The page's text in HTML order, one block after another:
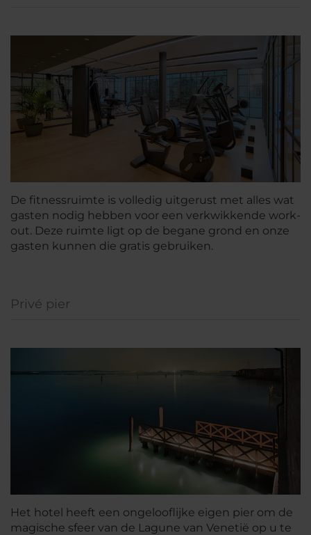
De fitnessruimte is volledig uitgerust met alles wat
gasten nodig hebben voor een verkwikkende work-
out. Deze ruimte ligt op de begane grond en onze
gasten kunnen die gratis gebruiken.
Privé pier
Het hotel heeft een ongelooflijke eigen pier om de
magische sfeer van de Lagune van Venetië op u te